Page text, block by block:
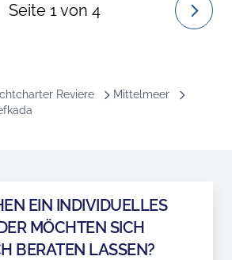
Seite 1von 4
Reviere
Mittelmeer
EIN INDIVIDUELLES
MÖCHTEN SICH
BERATEN LASSEN?